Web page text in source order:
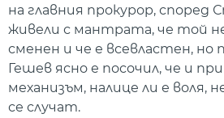
на главния прокурор, според
живели с мантрата, че той
сменен и че е всевластен,
Гешев ясно е посочил, че и
механизъм, налице ли е воля,
се случат.